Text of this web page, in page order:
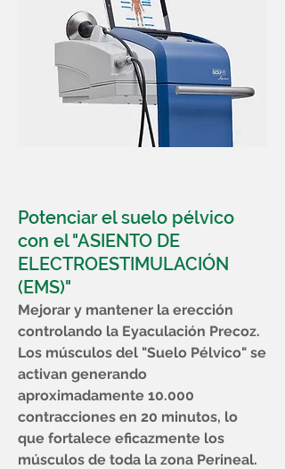
Potenciar el suelo pélvico
con el "ASIENTO DE
ELECTROESTIMULACIÓN
(EMS)"
Mejorar y mantener la erección
controlando la Eyaculación Precoz.
Los músculos del "Suelo Pélvico" se
activan generando
aproximadamente 10.000
contracciones en 20 minutos, lo
que fortalece eficazmente los
músculos de toda la zona Perineal.